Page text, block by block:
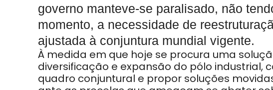
governo manteve-se paralisado, não
momento, a necessidade de
ajustada à conjuntura mundial vigente.
À medida em que hoje se procura uma
diversificação e expansão do pólo industrial,
quadro conjuntural e propor soluções